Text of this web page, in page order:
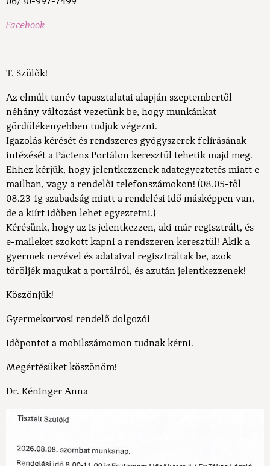
Facebook
T. Szülők!
Az elmúlt tanév tapasztalatai alapján szeptembertől
néhány változást vezetünk be, hogy munkánkat
gördülékenyebben tudjuk végezni.
Igazolás kérését és rendszeres gyógyszerek felírásának
intézését a Páciens Portálon keresztül tehetik majd meg.
Ehhez kérjük, hogy jelentkezzenek adategyeztetés miatt e-
mailban, vagy a rendelői telefonszámokon! (08.05-től
08.23-ig szabadság miatt a rendelési idő másképpen van,
de a kiírt időben lehet egyeztetni.)
Kérésünk, hogy az is jelentkezzen, aki már regisztrált, és
e-maileket szokott kapni a rendszeren keresztül! Akik a
gyermek nevével és adataival regisztráltak be, azok
töröljék magukat a portálról, és azután jelentkezzenek!
Köszönjük!
Gyermekorvosi rendelő dolgozói
Időpontot a mobilszámomon tudnak kérni.
Megértésüket köszönöm!
Dr. Kéninger Anna